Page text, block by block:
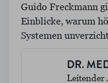
Guido Freckmann
Einblicke, warum
Systemen
DR.
Leitender